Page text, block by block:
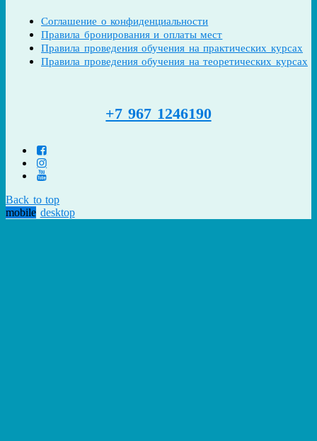
Соглашение о конфиденциальности
Правила бронирования и оплаты мест
Правила проведения обучения на практических курсах
Правила проведения обучения на теоретических курсах
+7 967 1246190
Back to top
mobile desktop